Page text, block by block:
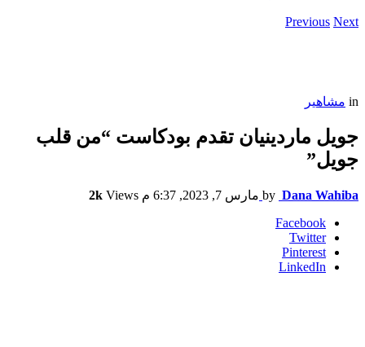
Previous Next
in مشاهير
جويل ماردينيان تقدم بودكاست “من قلب
جويل”
by Dana Wahiba مارس 7, 2023, 6:37 م 2k Views
Facebook
Twitter
Pinterest
LinkedIn